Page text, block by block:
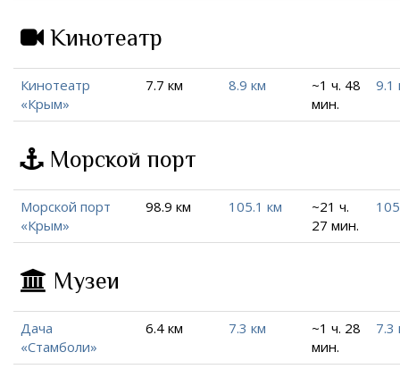
Кинотеатр
Кинотеатр
«Крым»
7.7 км 8.9 км
~1 ч. 48
мин.
9.1
Морской порт
Морской порт
«Крым»
98.9 км 105.1 км
~21 ч.
27 мин.
Музеи
Дача
«Стамболи»
6.4 км 7.3 км
~1 ч. 28
мин.
7.3